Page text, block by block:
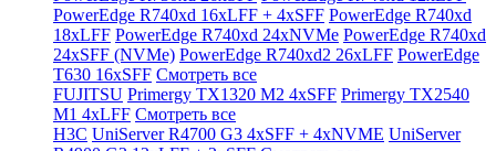
PowerEdge R740xd 16xLFF + 4xSFF PowerEdge R740xd
18xLFF PowerEdge R740xd 24xNVMe PowerEdge R740xd
24xSFF (NVMe) PowerEdge R740xd2 26xLFF PowerEdge
T630 16xSFF Смотреть все
FUJITSU Primergy TX1320 M2 4xSFF Primergy TX2540
M1 4xLFF Смотреть все
H3C UniServer R4700 G3 4xSFF + 4xNVME UniServer